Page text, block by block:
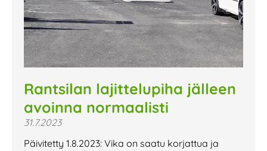
Rantsilan lajittelupiha jälleen
avoinna normaalisti
31.7.2023
Päivitetty 1.8.2023: Vika on saatu korjattua ja